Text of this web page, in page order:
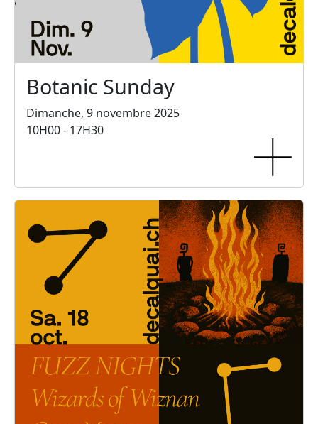
Botanic Sunday
Dimanche, 9 novembre 2025
10H00 - 17H30